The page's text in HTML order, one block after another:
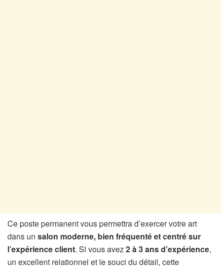
Ce poste permanent vous permettra d’exercer votre art
dans un salon moderne, bien fréquenté et centré sur
l’expérience client. Si vous avez2 à 3 ans d’expérience,
un excellent relationnel et le souci du détail, cette